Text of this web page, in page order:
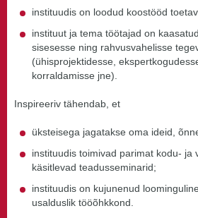
instituudis on loodud koostööd
instituut ja tema töötajad on
sisesesse ning rahvusvahelisse
(ühisprojektidesse,
korraldamisse jne).
Inspireeriv tähendab, et
üksteisega jagatakse oma ideid,
instituudis toimivad parimat kodu- ja
käsitlevad teadusseminarid;
instituudis on kujunenud
usalduslik tööõhkkond.